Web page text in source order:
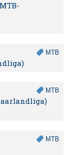
MTB
MTB
MTB